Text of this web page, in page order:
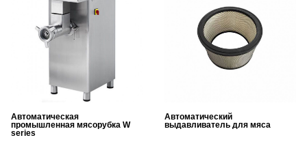
Автоматическая
промышленная мясорубка W
series
Автоматический
выдавливатель для мяса